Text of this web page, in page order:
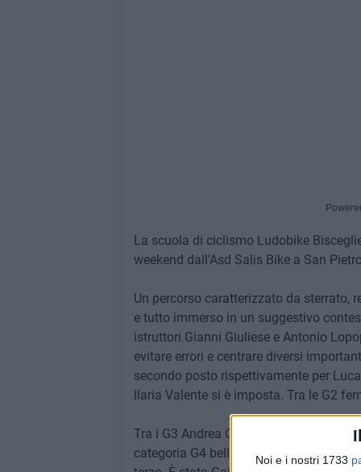
Noi e i nostri 1733
La scuola di ciclismo Ludobike
weekend dall'Asd Salis Bike a San
Un percorso caratterizzato da sterrato,
e tutto immerso in un suggestivo
istruttori Gianni Giuliese e Antonio
evitare errori e centrare diversi
secondo posto rispettivamente per
Ilaria Valente si è imposta. Tra le G2
Tra i G3 Andrea Castrignanò e Manuel
categoria G4 bella prova per Jacopo